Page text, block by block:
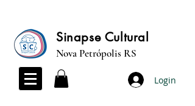
Sinapse Cultural
Nova Petrópolis RS
Login